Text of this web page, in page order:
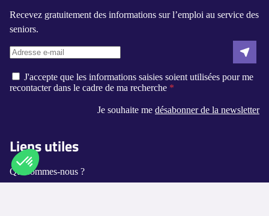
Recevez gratuitement des informations sur l’emploi au service des
seniors.
J'accepte que les informations saisies soient utilisées pour me
recontacter dans le cadre de ma recherche
Je souhaite me désabonner de la newsletter
Liens utiles
Qui sommes-nous ?